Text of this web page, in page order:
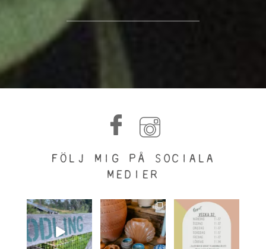
FÖLJ MIG PÅ SOCIALA
MEDIER